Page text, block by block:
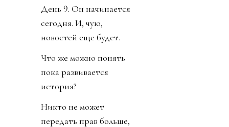
День 9. Он начинается
сегодня. И, чую,
новостей еще будет.
Что же можно понять
пока развивается
история?
Никто не может
передать прав больше,